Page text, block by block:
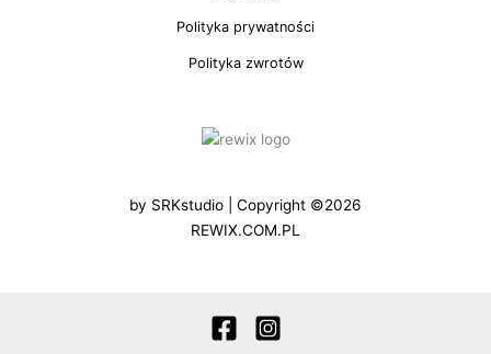
Polityka prywatności
Polityka zwrotów
by SRKstudio | Copyright ©2026
REWIX.COM.PL